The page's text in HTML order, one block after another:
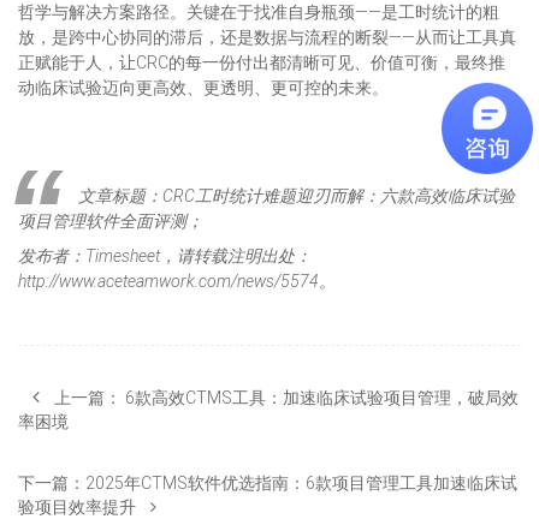
哲学与解决方案路径。关键在于找准自身瓶颈——是工时统计的粗
放，是跨中心协同的滞后，还是数据与流程的断裂——从而让工具真
正赋能于人，让CRC的每一份付出都清晰可见、价值可衡，最终推
动临床试验迈向更高效、更透明、更可控的未来。
文章标题：CRC工时统计难题迎刃而解：六款高效临床试验
项目管理软件全面评测；
发布者：Timesheet，请转载注明出处：
http://www.aceteamwork.com/news/5574。
上一篇： 6款高效CTMS工具：加速临床试验项目管理，破局效
率困境
下一篇： 2025年CTMS软件优选指南：6款项目管理工具加速临床试
验项目效率提升